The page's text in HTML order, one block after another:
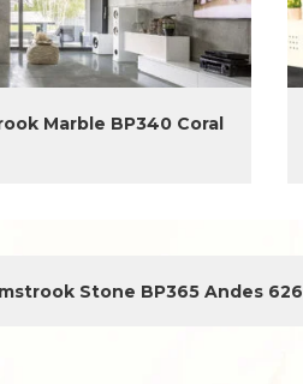
Marble BP340 Coral
Stone BP365 Andes 626